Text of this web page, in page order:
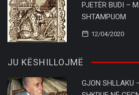
PJETËR BUDI –
SHTAMPUOM
12/04/2020
JU KËSHILLOJMË
GJON SHLLAKU